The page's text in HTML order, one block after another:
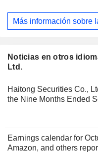
Noticias en otros
Ltd.
Haitong Securities Co.,
the Nine Months Ended
Earnings calendar for
Amazon, and others
Más información sobre